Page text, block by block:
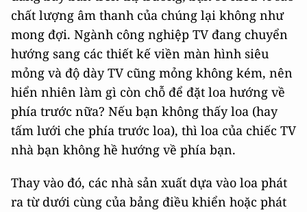
chất lượng âm thanh của chúng lại không như
mong đợi. Ngành công nghiệp TV đang chuyển
hướng sang các thiết kế viền màn hình siêu
mỏng và độ dày TV cũng mỏng không kém, nên
hiển nhiên làm gì còn chỗ để đặt loa hướng về
phía trước nữa? Nếu bạn không thấy loa (hay
tấm lưới che phía trước loa), thì loa của chiếc TV
nhà bạn không hề hướng về phía bạn.
Thay vào đó, các nhà sản xuất dựa vào loa phát
ra từ dưới cùng của bảng điều khiển hoặc phát